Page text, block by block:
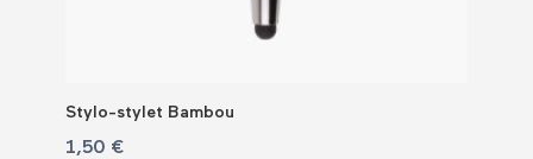
Stylo-stylet Bambou
1,50 €